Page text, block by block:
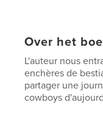
Over het
L'auteur nous
enchères de
partager une
cowboys